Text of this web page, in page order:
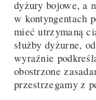
dyżury bojowe, a
w kontyngentach
mieć utrzymaną
służby dyżurne,
wyraźnie
obostrzone
przestrzegamy z